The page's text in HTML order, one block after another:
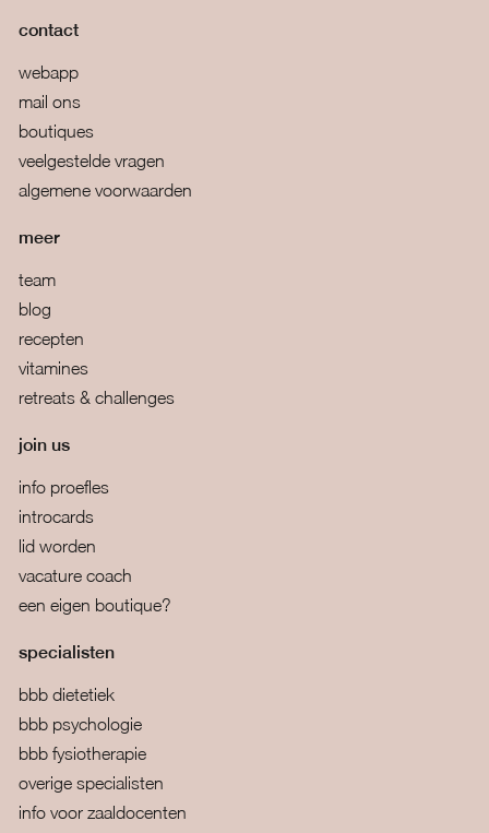
contact
webapp
mail ons
boutiques
veelgestelde vragen
algemene voorwaarden
meer
team
blog
recepten
vitamines
retreats & challenges
join us
info proefles
introcards
lid worden
vacature coach
een eigen boutique?
specialisten
bbb dietetiek
bbb psychologie
bbb fysiotherapie
overige specialisten
info voor zaaldocenten